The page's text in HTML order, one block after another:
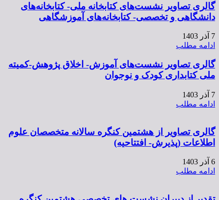
گالری تصاویر نشست‌های کتابخانه ملی- کتابخانه‌های
دانشگاهی و تخصصی- کتابخانه‌های آموزشگاهی
7 آذر 1403
ادامه مطلب
گالری تصاویر نشست‌های آموزش- اخلاق پژوهش-کمیته
ملی کتابداری کودک و نوجوان
7 آذر 1403
ادامه مطلب
گالری تصاویر از هشتمین کنگره سالانه متخصصان علوم
اطلاعات (پذیرش- افتتاحیه)
6 آذر 1403
ادامه مطلب